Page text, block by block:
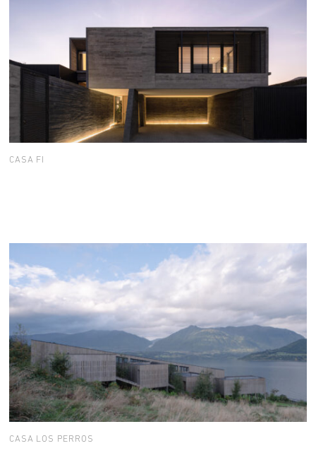
CASA FI
CASA LOS PERROS